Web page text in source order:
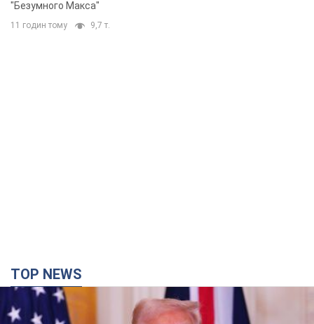
"Безумного Макса"
11 годин тому 9,7 т.
TOP NEWS